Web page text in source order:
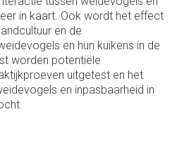
in kaart. Ook wordt het effect
en de
en hun kuikens in de
worden potentiële
uitgetest en het
en inpasbaarheid in